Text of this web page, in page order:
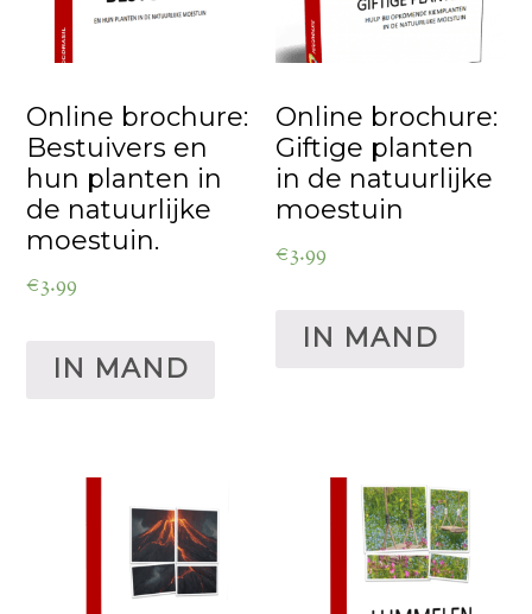
Online brochure:
Bestuivers en
hun planten in
de natuurlijke
moestuin.
€3.99
IN MAND
Online brochure:
Giftige planten
in de natuurlijke
moestuin
€3.99
IN MAND